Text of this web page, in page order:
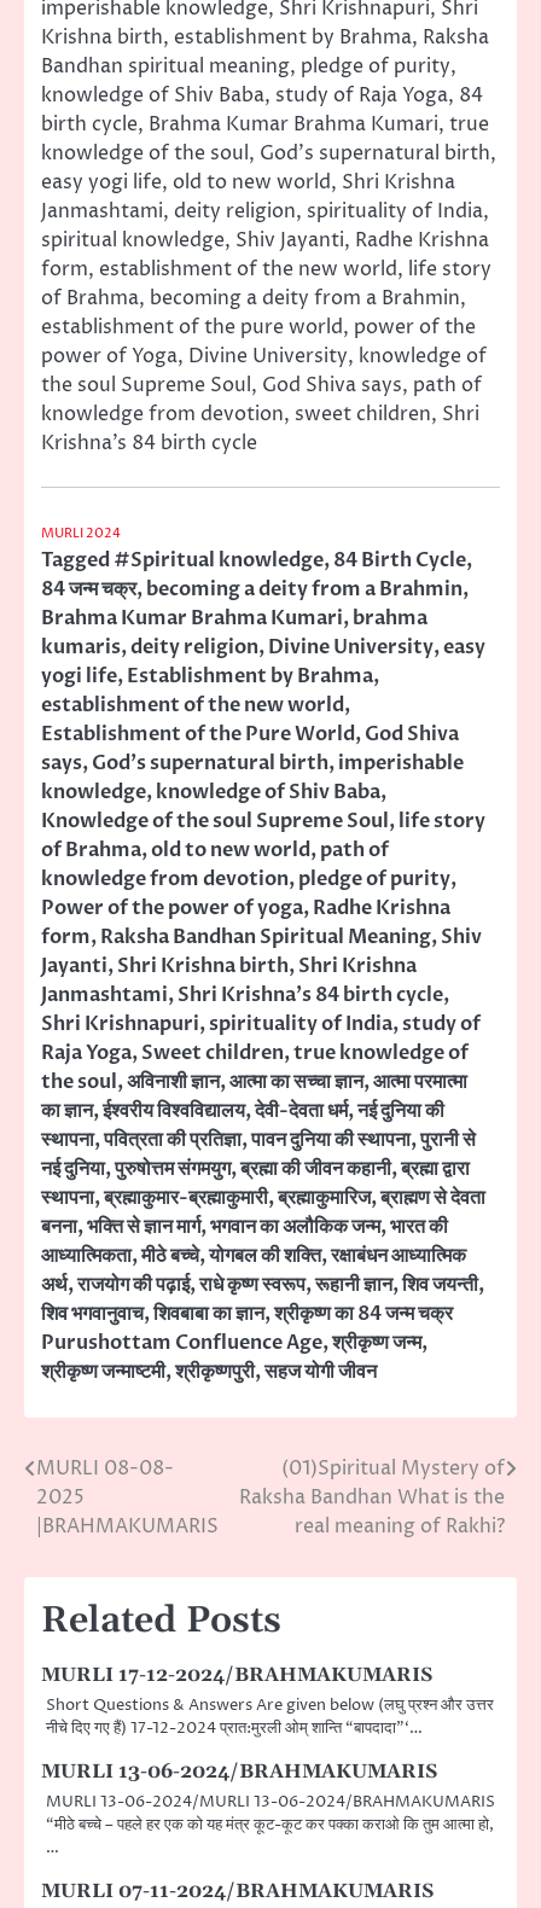
imperishable knowledge, Shri Krishnapuri, Shri
Krishna birth, establishment by Brahma, Raksha
Bandhan spiritual meaning, pledge of purity,
knowledge of Shiv Baba, study of Raja Yoga, 84
birth cycle, Brahma Kumar Brahma Kumari, true
knowledge of the soul, God’s supernatural birth,
easy yogi life, old to new world, Shri Krishna
Janmashtami, deity religion, spirituality of India,
spiritual knowledge, Shiv Jayanti, Radhe Krishna
form, establishment of the new world, life story
of Brahma, becoming a deity from a Brahmin,
establishment of the pure world, power of the
power of Yoga, Divine University, knowledge of
the soul Supreme Soul, God Shiva says, path of
knowledge from devotion, sweet children, Shri
Krishna’s 84 birth cycle
MURLI 2024
Tagged#Spiritual knowledge,84 Birth Cycle,
84 जन्म चक्र,becoming a deity from a Brahmin,
Brahma Kumar Brahma Kumari,brahma
kumaris,deity religion,Divine University,easy
yogi life,Establishment by Brahma,
establishment of the new world,
Establishment of the Pure World,God Shiva
says,God's supernatural birth,imperishable
knowledge,knowledge of Shiv Baba,
Knowledge of the soul Supreme Soul,life story
of Brahma,old to new world,path of
knowledge from devotion,pledge of purity,
Power of the power of yoga,Radhe Krishna
form,Raksha Bandhan Spiritual Meaning,Shiv
Jayanti,Shri Krishna birth,Shri Krishna
Janmashtami,Shri Krishna's 84 birth cycle,
Shri Krishnapuri,spirituality of India,study of
Raja Yoga,Sweet children,true knowledge of
the soul,अविनाशी ज्ञान,आत्मा का सच्चा ज्ञान,आत्मा परमात्मा
का ज्ञान,ईश्वरीय विश्वविद्यालय,देवी-देवता धर्म,नई दुनिया की
स्थापना,पवित्रता की प्रतिज्ञा,पावन दुनिया की स्थापना,पुरानी से
नई दुनिया,पुरुषोत्तम संगमयुग,ब्रह्मा की जीवन कहानी,ब्रह्मा द्वारा
स्थापना,ब्रह्माकुमार-ब्रह्माकुमारी,ब्रह्माकुमारिज,ब्राह्मण से देवता
बनना,भक्ति से ज्ञान मार्ग,भगवान का अलौकिक जन्म,भारत की
आध्यात्मिकता,मीठे बच्चे,योगबल की शक्ति,रक्षाबंधन आध्यात्मिक
अर्थ,राजयोग की पढ़ाई,राधे कृष्ण स्वरूप,रूहानी ज्ञान,शिव जयन्ती,
शिव भगवानुवाच,शिवबाबा का ज्ञान,श्रीकृष्ण का 84 जन्म चक्र
Purushottam Confluence Age,श्रीकृष्ण जन्म,
श्रीकृष्ण जन्माष्टमी,श्रीकृष्णपुरी,सहज योगी जीवन
Post
navigation
MURLI 08-08-
2025
|BRAHMAKUMARIS
(01)Spiritual Mystery of
Raksha Bandhan What is the
real meaning of Rakhi?
Related Posts
MURLI 17-12-2024/BRAHMAKUMARIS
Short Questions & Answers Are given below (लघु प्रश्न और उत्तर
नीचे दिए गए हैं) 17-12-2024 प्रात:मुरली ओम् शान्ति “बापदादा”‘…
MURLI 13-06-2024/BRAHMAKUMARIS
MURLI 13-06-2024/MURLI 13-06-2024/BRAHMAKUMARIS
“मीठे बच्चे – पहले हर एक को यह मंत्र कूट-कूट कर पक्का कराओ कि तुम आत्मा हो,
…
MURLI 07-11-2024/BRAHMAKUMARIS